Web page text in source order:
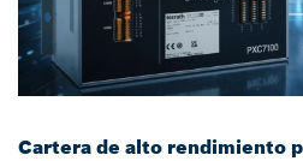
Cartera de alto rendimiento